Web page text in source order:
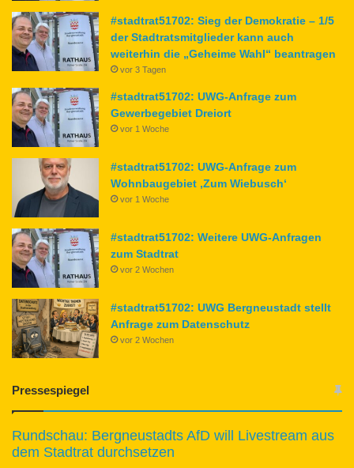
#stadtrat51702: Sieg der Demokratie – 1/5
der Stadtratsmitglieder kann auch
weiterhin die „Geheime Wahl“ beantragen
vor 3 Tagen
#stadtrat51702: UWG-Anfrage zum
Gewerbegebiet Dreiort
vor 1 Woche
#stadtrat51702: UWG-Anfrage zum
Wohnbaugebiet ‚Zum Wiebusch‘
vor 1 Woche
#stadtrat51702: Weitere UWG-Anfragen
zum Stadtrat
vor 2 Wochen
#stadtrat51702: UWG Bergneustadt stellt
Anfrage zum Datenschutz
vor 2 Wochen
Pressespiegel
Rundschau: Bergneustadts AfD will Livestream aus
dem Stadtrat durchsetzen